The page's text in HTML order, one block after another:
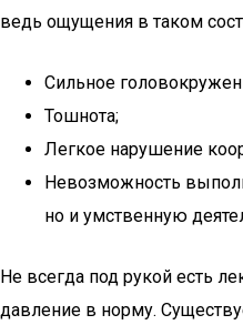
ведь ощущения в таком
Сильное
Тошнота;
Легкое нарушение
Невозможность
но и умственную
Не всегда под рукой есть
давление в норму.